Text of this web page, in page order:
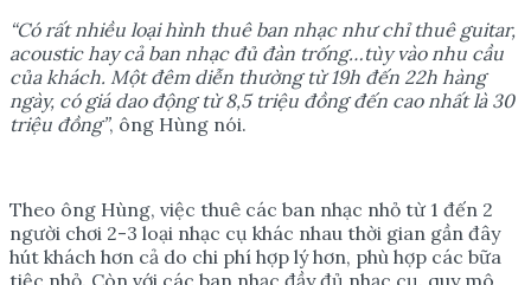
“Có rất nhiều loại hình thuê ban nhạc như chỉ thuê guitar,
acoustic hay cả ban nhạc đủ đàn trống…tùy vào nhu cầu
của khách. Một đêm diễn thường từ 19h đến 22h hàng
ngày, có giá dao động từ 8,5 triệu đồng đến cao nhất là 30
triệu đồng”, ông Hùng nói.
Theo ông Hùng, việc thuê các ban nhạc nhỏ từ 1 đến 2
người chơi 2-3 loại nhạc cụ khác nhau thời gian gần đây
hút khách hơn cả do chi phí hợp lý hơn, phù hợp các bữa
tiệc nhỏ. Còn với các ban nhạc đầy đủ nhạc cụ, quy mô